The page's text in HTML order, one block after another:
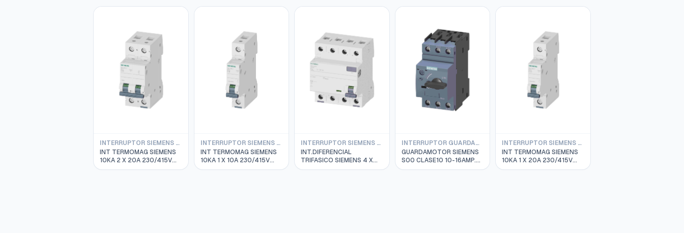
INTERRUPTOR SIEMENS TERMOMAGNETICO 10KA
INT TERMOMAG SIEMENS
10KA 2 X 20A 230/415V
CURVA C 5SL4220-7
INTERRUPTOR SIEMENS TERMOMAGNETICO 10KA
INT TERMOMAG SIEMENS
10KA 1 X 10A 230/415V
CURVA C 5SL4110-7
INTERRUPTOR SIEMENS DIFERENCIAL 30mA
INT.DIFERENCIAL
TRIFASICO SIEMENS 4 X
63A 30mA 400VAC
INTERRUPTOR GUARDAMOTOR SIEMENS
GUARDAMOTOR SIEMENS
S00 CLASE10 10-16AMP.
3RV2011-4AA10
INTERRUPTOR SIEMENS TERMOMAGNETICO 10KA
INT TERMOMAG SIEMENS
10KA 1 X 20A 230/415V
CURVA C 5SL4120-7